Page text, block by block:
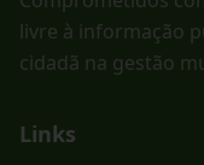
livre à informação
cidadã na gestão
Links